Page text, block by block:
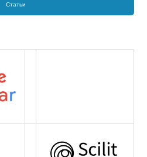
Статьи